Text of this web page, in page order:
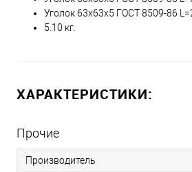
Уголок 63х63х5 ГОСТ 8509-86
5.10 кг.
ХАРАКТЕРИСТИКИ:
Прочие
Производитель